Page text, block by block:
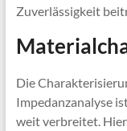
Zuverlässigkeit
Die
Impedanzanalyse
weit verbreitet.